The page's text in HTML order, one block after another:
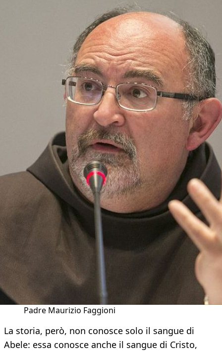
Padre Maurizio Faggioni
La storia, però, non conosce solo il sangue di
Abele: essa conosce anche il sangue di Cristo,